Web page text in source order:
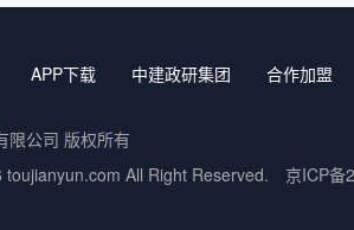
APP下载 中建政研集团 合作加盟
限公司 版权所有
toujianyun.com All Right Reserved. 京ICP备